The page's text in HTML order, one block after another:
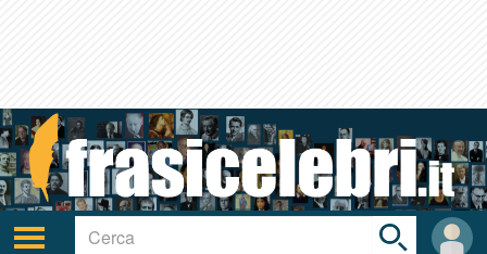
Attiva/disattiva
navigazione
User
area
Toggle
search
bar